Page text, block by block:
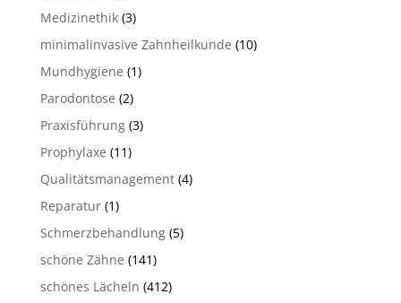
Medizinethik(3)
minimalinvasive Zahnheilkunde (10)
Mundhygiene (1)
Parodontose (2)
Praxisführung(3)
Prophylaxe (11)
Qualitätsmanagement(4)
Reparatur(1)
Schmerzbehandlung(5)
schöne Zähne (141)
schönes Lächeln (412)